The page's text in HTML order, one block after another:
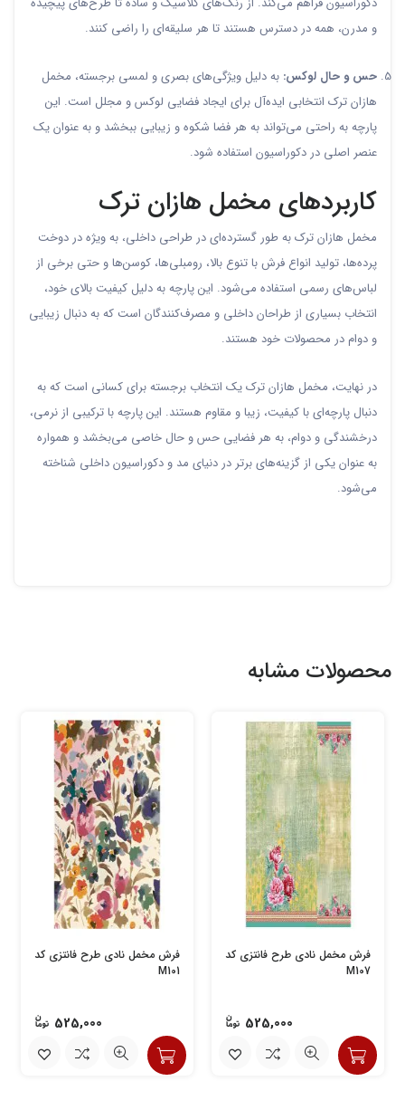
و مدرن، همه در دسترس هستند تا هر سلیقه‌ای را راضی کنند.
حس و حال لوکس: به دلیل ویژگی‌های بصری و لمسی برجسته، مخمل
هازان ترک انتخابی ایده‌آل برای ایجاد فضایی لوکس و مجلل است. این
پارچه به راحتی می‌تواند به هر فضا شکوه و زیبایی ببخشد و به عنوان یک
عنصر اصلی در دکوراسیون استفاده شود.
کاربردهای مخمل هازان ترک
مخمل هازان ترک به طور گسترده‌ای در طراحی داخلی، به ویژه در دوخت
پرده‌ها، تولید انواع فرش با تنوع بالا، رومبلی‌ها، کوسن‌ها و حتی برخی از
لباس‌های رسمی استفاده می‌شود. این پارچه به دلیل کیفیت بالای خود،
انتخاب بسیاری از طراحان داخلی و مصرف‌کنندگان است که به دنبال زیبایی
و دوام در محصولات خود هستند.
در نهایت، مخمل هازان ترک یک انتخاب برجسته برای کسانی است که به
دنبال پارچه‌ای با کیفیت، زیبا و مقاوم هستند. این پارچه با ترکیبی از نرمی،
درخشندگی و دوام، به هر فضایی حس و حال خاصی می‌بخشد و همواره
به عنوان یکی از گزینه‌های برتر در دنیای مد و دکوراسیون داخلی شناخته
می‌شود.
محصولات مشابه
فرش مخمل نادی طرح فانتزی کد
M107
525,000
فرش مخمل نادی طرح فانتزی کد
M101
525,000